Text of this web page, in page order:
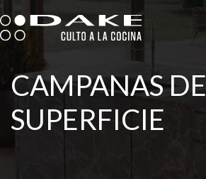
al
contenido
CAMPANAS DE
SUPERFICIE